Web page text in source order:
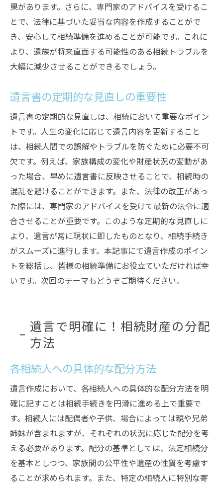
果があります。さらに、専門家のアドバイスを受けるこ
とで、法律に基づいた妥当な内容を作成することがで
き、安心して相続準備を進めることが可能です。これに
より、遺族が将来直面する可能性のある相続トラブルを
大幅に減少させることができるでしょう。
遺言書の定期的な見直しの重要性
遺言書の定期的な見直しは、相続において重要なポイン
トです。人生の変化に応じて遺言内容を更新すること
は、相続人間での誤解やトラブルを防ぐために必要不可
欠です。例えば、家族構成の変化や財産状況の変動があ
った場合、早めに遺言書に反映させることで、相続時の
混乱を避けることができます。また、法律の改正があっ
た際には、専門家のアドバイスを受けて最新の法令に適
合させることが重要です。このような定期的な見直しに
より、遺言が常に現状に即したものとなり、相続手続き
がスムーズに進行します。本記事にて遺言作成のポイン
トを総括し、皆様の相続準備にお役立ていただければ幸
いです。次回のテーマもどうぞご期待ください。
遺言で明確に！相続財産の分配
方法
各相続人への具体的な配分方法
遺言作成において、各相続人への具体的な配分方法を明
確に記すことは相続手続きを円滑に進める上で重要で
す。相続人には配偶者や子供、場合によっては親や兄弟
姉妹が含まれますが、それぞれの状況に応じた配分を考
える必要があります。配分の基準としては、法定相続分
を基本としつつ、家族間の公平性や遺産の性質を考慮す
ることが求められます。また、特定の相続人に特別な寄